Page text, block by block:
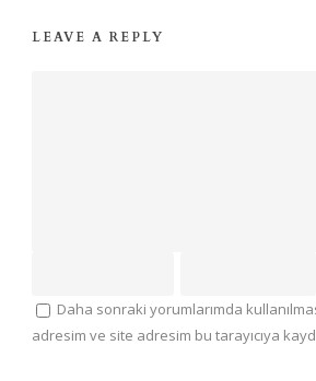
LEAVE A REPLY
Daha sonraki yorumlarımda
adresim ve site adresim bu tarayıcıya